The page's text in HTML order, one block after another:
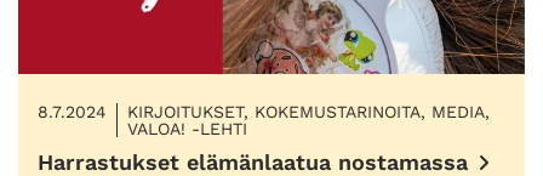
8.7.2024
KIRJOITUKSET, KOKEMUSTARINOITA, MEDIA,
VALOA! -LEHTI
Harrastukset elämänlaatua nostamassa